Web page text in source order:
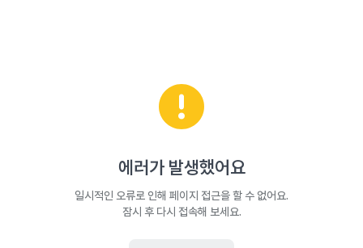
에러가 발생했어요
일시적인 오류로 인해 페이지 접근을 할 수 없어요.
잠시 후 다시 접속해 보세요.